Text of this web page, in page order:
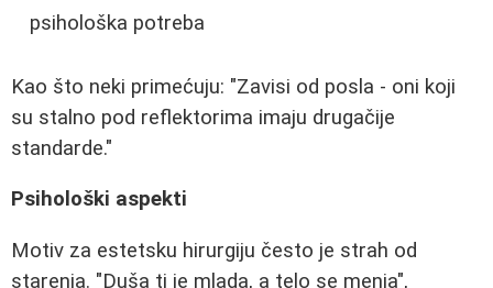
psihološka potreba
Kao što neki primećuju: "Zavisi od posla - oni koji
su stalno pod reflektorima imaju drugačije
standarde."
Psihološki aspekti
Motiv za estetsku hirurgiju često je strah od
starenja. "Duša ti je mlada, a telo se menja",